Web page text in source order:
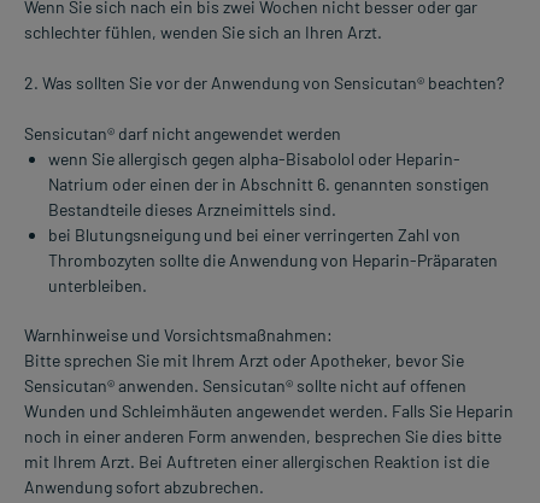
Wenn Sie sich nach ein bis zwei Wochen nicht besser oder gar
schlechter fühlen, wenden Sie sich an Ihren Arzt.
2. Was sollten Sie vor der Anwendung von Sensicutan® beachten?
Sensicutan® darf nicht angewendet werden
wenn Sie allergisch gegen alpha-Bisabolol oder Heparin-
Natrium oder einen der in Abschnitt 6. genannten sonstigen
Bestandteile dieses Arzneimittels sind.
bei Blutungsneigung und bei einer verringerten Zahl von
Thrombozyten sollte die Anwendung von Heparin-Präparaten
unterbleiben.
Warnhinweise und Vorsichtsmaßnahmen:
Bitte sprechen Sie mit Ihrem Arzt oder Apotheker, bevor Sie
Sensicutan® anwenden. Sensicutan® sollte nicht auf offenen
Wunden und Schleimhäuten angewendet werden. Falls Sie Heparin
noch in einer anderen Form anwenden, besprechen Sie dies bitte
mit Ihrem Arzt. Bei Auftreten einer allergischen Reaktion ist die
Anwendung sofort abzubrechen.